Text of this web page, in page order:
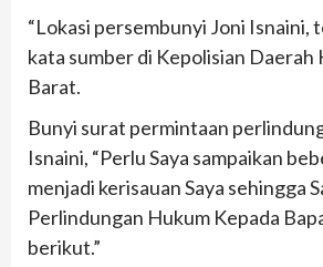
“Lokasi persembunyi Joni Isnaini,
kata sumber di Kepolisian Daerah
Barat.
Bunyi surat permintaan
Isnaini, “Perlu Saya sampaikan
menjadi kerisauan Saya sehingga
Perlindungan Hukum Kepada
berikut.”